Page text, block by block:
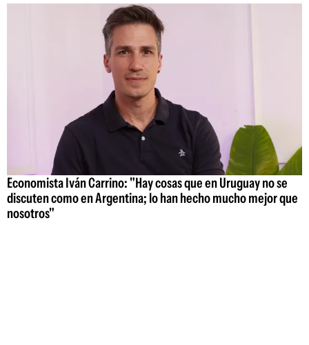
Economista Iván Carrino: "Hay cosas que en Uruguay no se
discuten como en Argentina; lo han hecho mucho mejor que
nosotros"